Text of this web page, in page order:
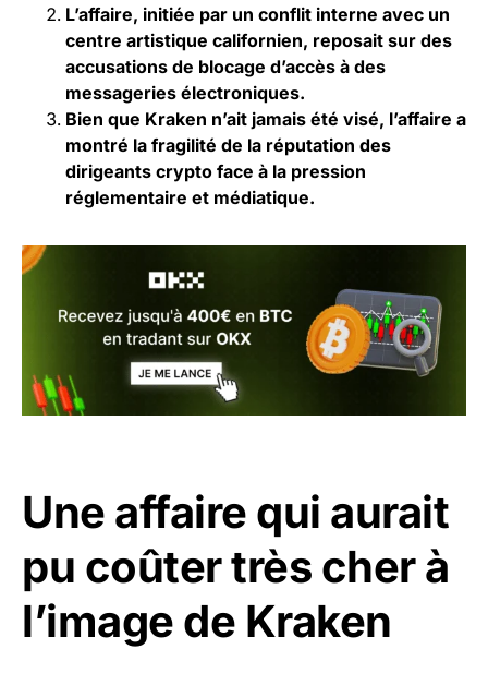
L’affaire, initiée par un conflit interne avec un
centre artistique californien, reposait sur des
accusations de blocage d’accès à des
messageries électroniques.
Bien que Kraken n’ait jamais été visé, l’affaire a
montré la fragilité de la réputation des
dirigeants crypto face à la pression
réglementaire et médiatique.
Une affaire qui aurait
pu coûter très cher à
l’image de Kraken